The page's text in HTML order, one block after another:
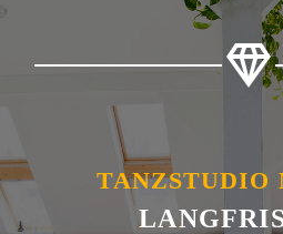
TANZSTUDIO